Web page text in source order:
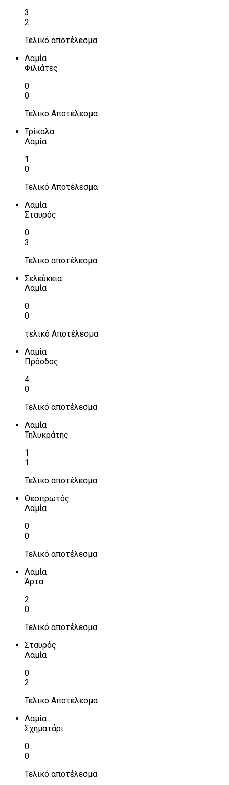
3
2
Τελικό αποτέλεσμα
Λαμία
Φιλιάτες
0
0
Τελικό Αποτέλεσμα
Τρίκαλα
Λαμία
1
0
Τελικό Αποτέλεσμα
Λαμία
Σταυρός
0
3
Τελικό αποτέλεσμα
Σελεύκεια
Λαμία
0
0
τελικό Αποτέλεσμα
Λαμία
Πρόοδος
4
0
Τελικό αποτέλεσμα
Λαμία
Τηλυκράτης
1
1
Τελικό αποτέλεσμα
Θεσπρωτός
Λαμία
0
0
Τελικό αποτέλεσμα
Λαμία
Άρτα
2
0
Τελικό αποτέλεσμα
Σταυρός
Λαμία
0
2
Τελικό Αποτέλεσμα
Λαμία
Σχηματάρι
0
0
Τελικό αποτέλεσμα